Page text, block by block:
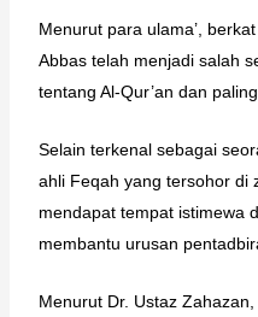
Menurut para ulama’,
Abbas telah menjadi salah
tentang Al-Qur’an dan
Selain terkenal sebagai
ahli Feqah yang tersohor di
mendapat tempat istimewa
membantu urusan
Menurut Dr. Ustaz